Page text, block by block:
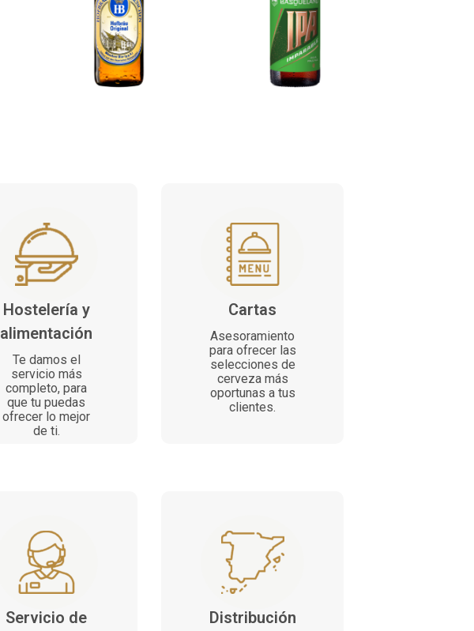
Hostelería y
alimentación
Te damos el
servicio más
completo, para
que tu puedas
ofrecer lo mejor
de ti.
Cartas
Asesoramiento
para ofrecer las
selecciones de
cerveza más
oportunas a tus
clientes.
Servicio de
Distribución